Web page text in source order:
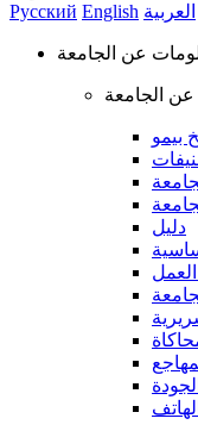
Русский English العربية
عن الجامعة
الجامعة
بيمو
دليل
العمل